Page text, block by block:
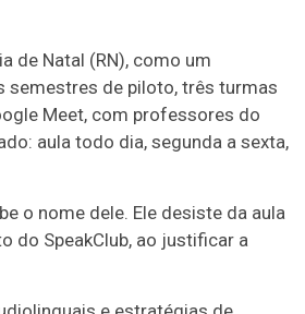
de Natal (RN), como um
semestres de piloto, três turmas
Meet, com professores do
aula todo dia, segunda a sexta,
o nome dele. Ele desiste da aula
do SpeakClub, ao justificar a